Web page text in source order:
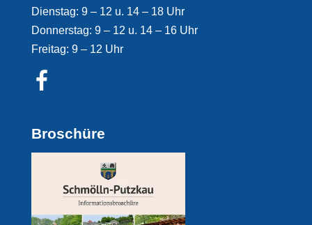
Dienstag: 9 – 12 u. 14 – 18 Uhr
Donnerstag: 9 – 12 u. 14 – 16 Uhr
Freitag: 9 – 12 Uhr
Broschüre